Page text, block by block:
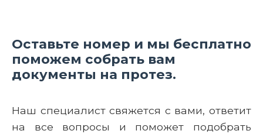
Оставьте номер и мы бесплатно
поможем собрать вам
документы на протез.
Наш специалист свяжется с вами, ответит
на все вопросы и поможет подобрать